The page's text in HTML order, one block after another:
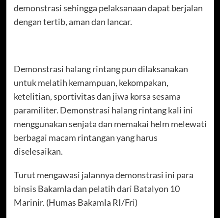
demonstrasi sehingga pelaksanaan dapat berjalan
dengan tertib, aman dan lancar.
Demonstrasi halang rintang pun dilaksanakan
untuk melatih kemampuan, kekompakan,
ketelitian, sportivitas dan jiwa korsa sesama
paramiliter. Demonstrasi halang rintang kali ini
menggunakan senjata dan memakai helm melewati
berbagai macam rintangan yang harus
diselesaikan.
Turut mengawasi jalannya demonstrasi ini para
binsis Bakamla dan pelatih dari Batalyon 10
Marinir. (Humas Bakamla RI/Fri)